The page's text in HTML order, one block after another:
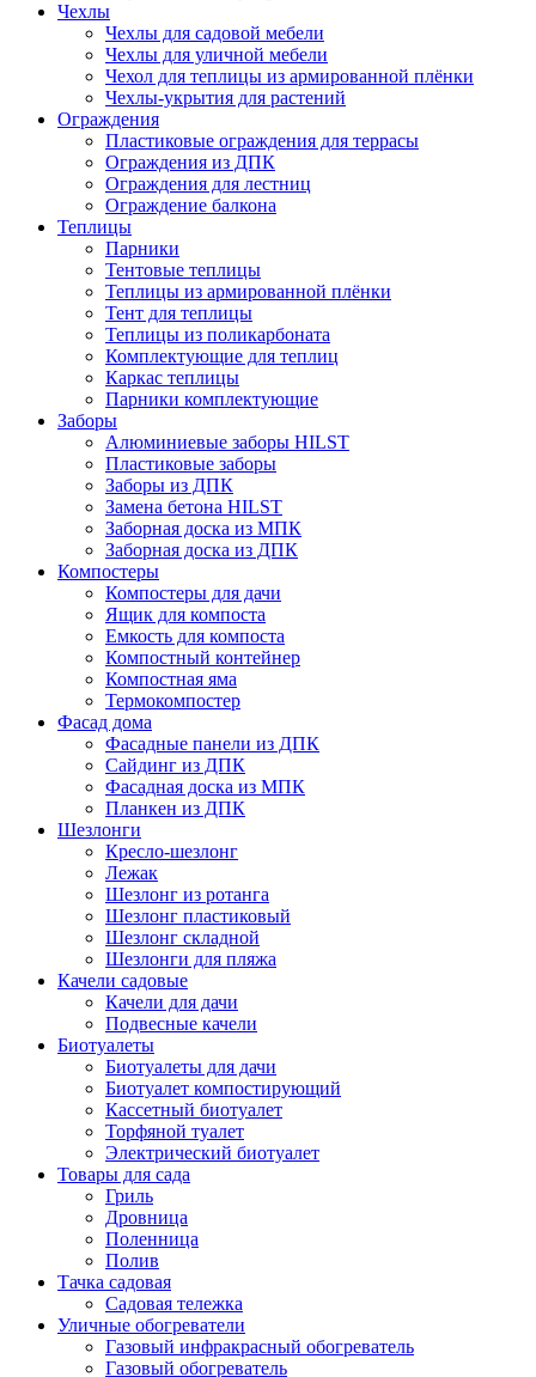
Чехлы
Чехлы для садовой мебели
Чехлы для уличной мебели
Чехол для теплицы из армированной плёнки
Чехлы-укрытия для растений
Ограждения
Пластиковые ограждения для террасы
Ограждения из ДПК
Ограждения для лестниц
Ограждение балкона
Теплицы
Парники
Тентовые теплицы
Теплицы из армированной плёнки
Тент для теплицы
Теплицы из поликарбоната
Комплектующие для теплиц
Каркас теплицы
Парники комплектующие
Заборы
Алюминиевые заборы HILST
Пластиковые заборы
Заборы из ДПК
Замена бетона HILST
Заборная доска из МПК
Заборная доска из ДПК
Компостеры
Компостеры для дачи
Ящик для компоста
Емкость для компоста
Компостный контейнер
Компостная яма
Термокомпостер
Фасад дома
Фасадные панели из ДПК
Сайдинг из ДПК
Фасадная доска из МПК
Планкен из ДПК
Шезлонги
Кресло-шезлонг
Лежак
Шезлонг из ротанга
Шезлонг пластиковый
Шезлонг складной
Шезлонги для пляжа
Качели садовые
Качели для дачи
Подвесные качели
Биотуалеты
Биотуалеты для дачи
Биотуалет компостирующий
Кассетный биотуалет
Торфяной туалет
Электрический биотуалет
Товары для сада
Гриль
Дровница
Поленница
Полив
Тачка садовая
Садовая тележка
Уличные обогреватели
Газовый инфракрасный обогреватель
Газовый обогреватель